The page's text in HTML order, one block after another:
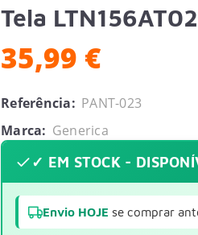
Tela
35,99 €
Referência: PANT-023
Marca: Generica
✓ EM STOCK -
Envio HOJE se comprar